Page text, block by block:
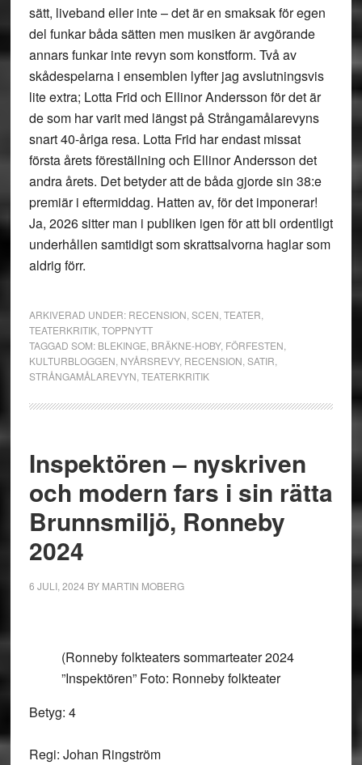
sätt, liveband eller inte – det är en smaksak för egen
del funkar båda sätten men musiken är avgörande
annars funkar inte revyn som konstform. Två av
skådespelarna i ensemblen lyfter jag avslutningsvis
lite extra; Lotta Frid och Ellinor Andersson för det är
de som har varit med längst på Strångamålarevyns
snart 40-åriga resa. Lotta Frid har endast missat
första årets föreställning och Ellinor Andersson det
andra årets. Det betyder att de båda gjorde sin 38:e
premiär i eftermiddag. Hatten av, för det imponerar!
Ja, 2026 sitter man i publiken igen för att bli ordentligt
underhållen samtidigt som skrattsalvorna haglar som
aldrig förr.
ARKIVERAD UNDER: RECENSION SCEN TEATER
TEATERKRITIK, TOPPNYTT
TAGGAD SOM: BLEKINGE BRÄKNE-HOBY, FÖRFESTEN
KULTURBLOGGEN NYÅRSREVY, RECENSION SATIR
STRÅNGAMÅLAREVYN TEATERKRITIK
Inspektören – nyskriven
och modern fars i sin rätta
Brunnsmiljö, Ronneby
2024
6 JULI, 2024 BY MARTIN MOBERG
(Ronneby folkteaters sommarteater 2024
”Inspektören” Foto: Ronneby folkteater
Betyg: 4
Regi: Johan Ringström